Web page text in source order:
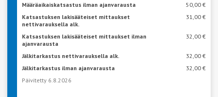
Määräaikaiskatsastus ilman ajanvarausta
50,00 €
Katsastuksen lakisääteiset mittaukset
nettivarauksella alk.
31,00 €
Katsastuksen lakisääteiset mittaukset ilman
ajanvarausta
32,00 €
Jälkitarkastus nettivarauksella alk.
32,00 €
Jälkitarkastus ilman ajanvarausta
32,00 €
Päivitetty 6.8.2026